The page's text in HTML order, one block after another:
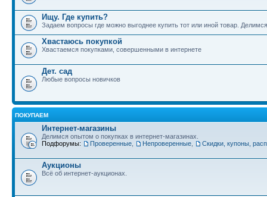
Ищу. Где купить?
Задаем вопросы где можно выгоднее купить тот или иной товар.
Хвастаюсь покупкой
Хвастаемся покупками, совершенными в интернете
Дет. сад
Любые вопросы новичков
ПОКУПАЕМ
Интернет-магазины
Делимся опытом о покупках в интернет-магазинах.
Подфорумы:
Проверенные Непроверенные Скидки, купоны,
Аукционы
Всё об интернет-аукционах.